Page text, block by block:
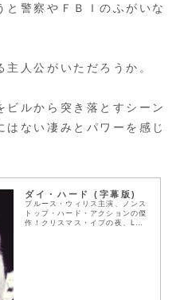
と警察やＦＢＩのふがいな
人公がいただろうか。
ビルから突き落とすシーン
ない凄みとパワーを感じ
ダイ・ハード (字幕版)
ブルース・ウィリス主演、ノンス
トップ・ハード・アクションの傑
作！クリスマス・イブの夜、LA